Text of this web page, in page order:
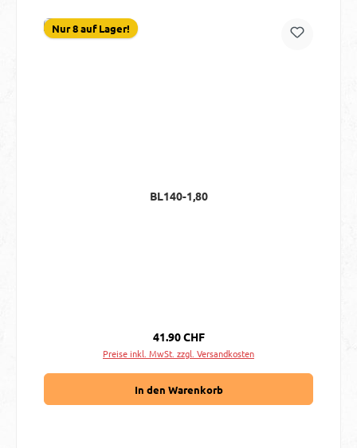
Nur 8 auf Lager!
BL140-1,80
Regulärer Preis:
41.90 CHF
Preise inkl. MwSt. zzgl. Versandkosten
In den Warenkorb